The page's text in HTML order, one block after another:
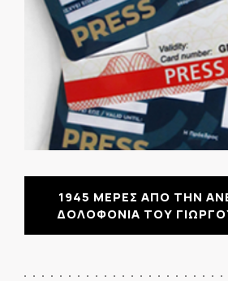
1945 ΜΕΡΕΣ ΑΠΟ ΤΗΝ
ΔΟΛΟΦΟΝΙΑ ΤΟΥ